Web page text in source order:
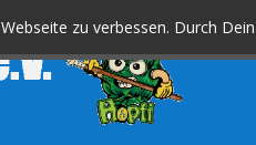
zu verbessen. Durch